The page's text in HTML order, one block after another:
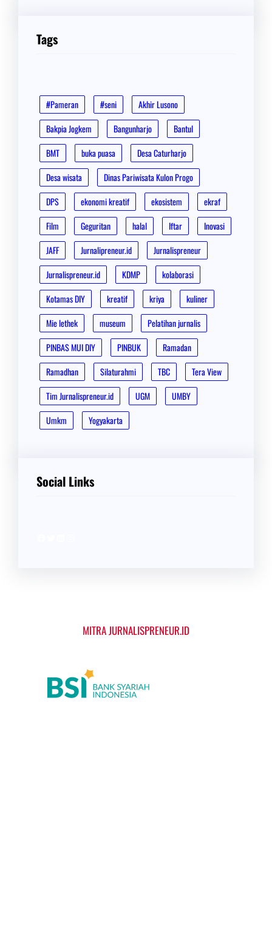
Tags
#Pameran #seni
Akhir Lusono
Bakpia Jogkem
Bangunharjo
Bantul
BMT
buka puasa
Desa Caturharjo
Desa wisata
Dinas Pariwisata Kulon Progo
DPS
ekonomi kreatif ekosistem
ekraf
Film
Geguritan halal Iftar
Inovasi
JAFF
Jurnalipreneur.id
Jurnalispreneur
Jurnalispreneur.id
KDMP
kolaborasi
Kotamas DIY
kreatif kriya
kuliner
Mie lethek
museum
Pelatihan jurnalis
PINBAS MUI DIY
PINBUK
Ramadan
Ramadhan
Silaturahmi TBC
Tera View
Tim Jurnalispreneur.id
UGM
UMBY
Umkm
Yogyakarta
Social Links
MITRA JURNALISPRENEUR.ID